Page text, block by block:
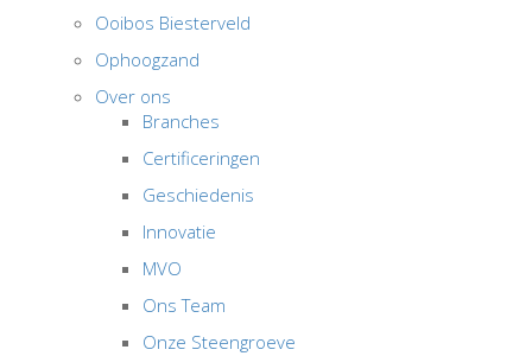
Ooibos Biesterveld
Ophoogzand
Over ons
Branches
Certificeringen
Geschiedenis
Innovatie
MVO
Ons Team
Onze Steengroeve